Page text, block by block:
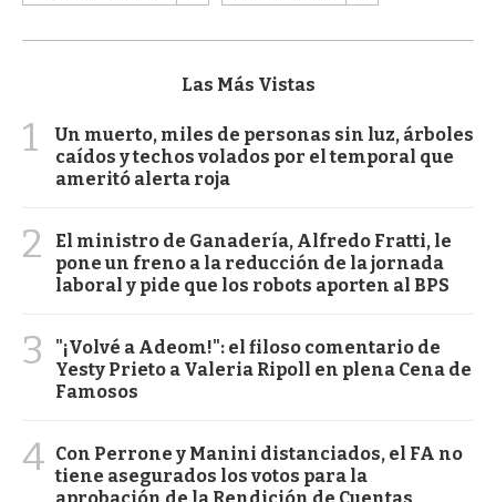
Las Más Vistas
1
Un muerto, miles de personas sin luz, árboles
caídos y techos volados por el temporal que
ameritó alerta roja
2
El ministro de Ganadería, Alfredo Fratti, le
pone un freno a la reducción de la jornada
laboral y pide que los robots aporten al BPS
3
"¡Volvé a Adeom!": el filoso comentario de
Yesty Prieto a Valeria Ripoll en plena Cena de
Famosos
4 Con Perrone y Manini distanciados, el FA no
tiene asegurados los votos para la